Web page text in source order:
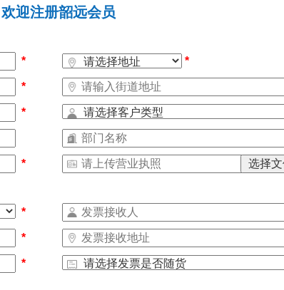
欢迎注册韶远会员
*
*
*
*
*
*
*
*